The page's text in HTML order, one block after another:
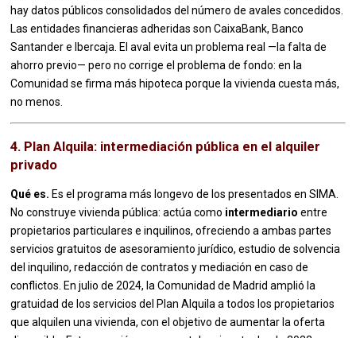
hay datos públicos consolidados del número de avales concedidos.
Las entidades financieras adheridas son CaixaBank, Banco
Santander e Ibercaja. El aval evita un problema real —la falta de
ahorro previo— pero no corrige el problema de fondo: en la
Comunidad se firma más hipoteca porque la vivienda cuesta más,
no menos.
4. Plan Alquila: intermediación pública en el alquiler
privado
Qué es. Es el programa más longevo de los presentados en SIMA.
No construye vivienda pública: actúa como intermediario entre
propietarios particulares e inquilinos, ofreciendo a ambas partes
servicios gratuitos de asesoramiento jurídico, estudio de solvencia
del inquilino, redacción de contratos y mediación en caso de
conflictos. En julio de 2024, la Comunidad de Madrid amplió la
gratuidad de los servicios del Plan Alquila a todos los propietarios
que alquilen una vivienda, con el objetivo de aumentar la oferta